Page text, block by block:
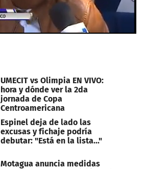
UMECIT vs Olimpia EN VIVO:
hora y dónde ver la 2da
jornada de Copa
Centroamericana
Espinel deja de lado las
excusas y fichaje podría
debutar: "Está en la lista..."
Motagua anuncia medidas